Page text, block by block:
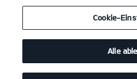
1.6 T-GDI
PS): Kraftstoffverbrauch kombiniert
kombiniert 177 g/km. CO₂-Klasse G.
Cookie-
Alle